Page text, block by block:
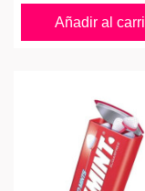
Añadir al